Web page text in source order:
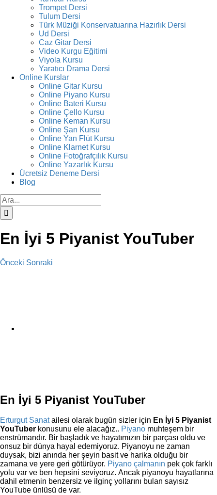
Trompet Dersi
Tulum Dersi
Türk Müziği Konservatuarına Hazırlık Dersi
Ud Dersi
Caz Gitar Dersi
Video Kurgu Eğitimi
Viyola Kursu
Yaratıcı Drama Dersi
Online Kurslar
Online Gitar Kursu
Online Piyano Kursu
Online Bateri Kursu
Online Çello Kursu
Online Keman Kursu
Online Şan Kursu
Online Yan Flüt Kursu
Online Klarnet Kursu
Online Fotoğrafçılık Kursu
Online Yazarlık Kursu
Ücretsiz Deneme Dersi
Blog
Ara:
En İyi 5 Piyanist YouTuber
Önceki Sonraki
En İyi 5 Piyanist YouTuber
Erturgut Sanatailesi olarak bugün sizler için En İyi 5 Piyanist
YouTuber konusunu ele alacağız.. Piyano muhteşem bir
enstrümandır. Bir başladık ve hayatımızın bir parçası oldu ve
onsuz bir dünya hayal edemiyoruz. Piyanoyu ne zaman
duysak, bizi anında her şeyin basit ve harika olduğu bir
zamana ve yere geri götürüyor. Piyano çalmanın pek çok farklı
yolu var ve ben hepsini seviyoruz. Ancak piyanoyu hayatlarına
dahil etmenin benzersiz ve ilginç yollarını bulan sayısız
YouTube ünlüsü de var.